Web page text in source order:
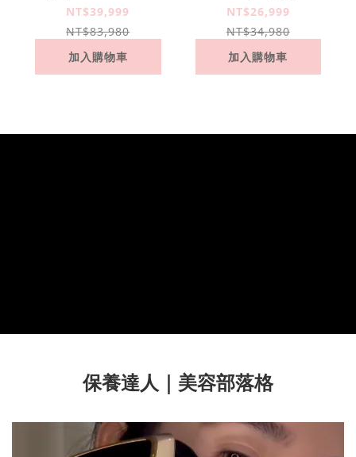
NT$39,999
NT$83,980
加入購物車
GLOBAL
NT$26,999
NT$34,980
加入購物車
保養達人｜美容部落格